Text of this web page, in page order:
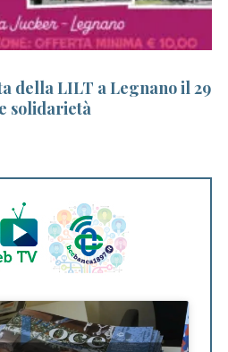
della LILT a Legnano il 29
solidarietà